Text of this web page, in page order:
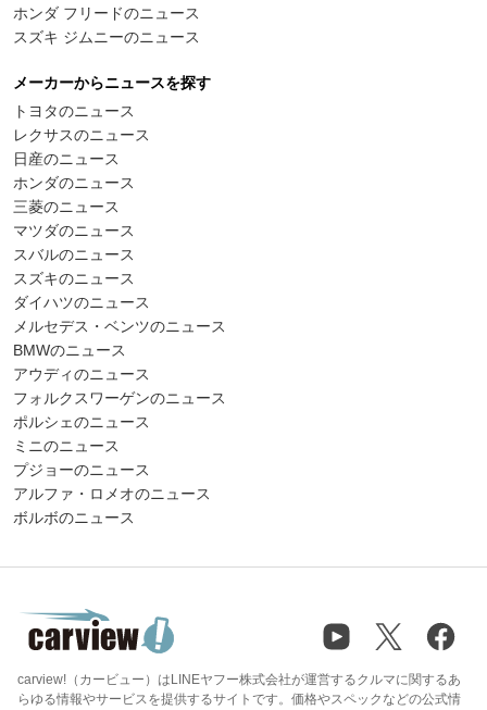
ホンダ フリードのニュース
スズキ ジムニーのニュース
メーカーからニュースを探す
トヨタのニュース
レクサスのニュース
日産のニュース
ホンダのニュース
三菱のニュース
マツダのニュース
スバルのニュース
スズキのニュース
ダイハツのニュース
メルセデス・ベンツのニュース
BMWのニュース
アウディのニュース
フォルクスワーゲンのニュース
ポルシェのニュース
ミニのニュース
プジョーのニュース
アルファ・ロメオのニュース
ボルボのニュース
carview!（カービュー）はLINEヤフー株式会社が運営するクルマに関するあ
らゆる情報やサービスを提供するサイトです。価格やスペックなどの公式情